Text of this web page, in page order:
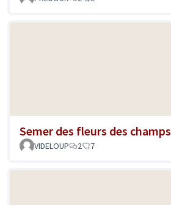
Semer des fleurs des champs
VIDELOUP 2 7